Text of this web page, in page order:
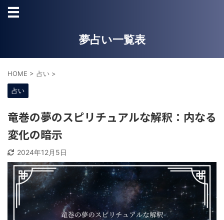
夢占い一覧表
HOME > 占い >
占い
竜巻の夢のスピリチュアルな解釈：内なる
変化の暗示
2024年12月5日